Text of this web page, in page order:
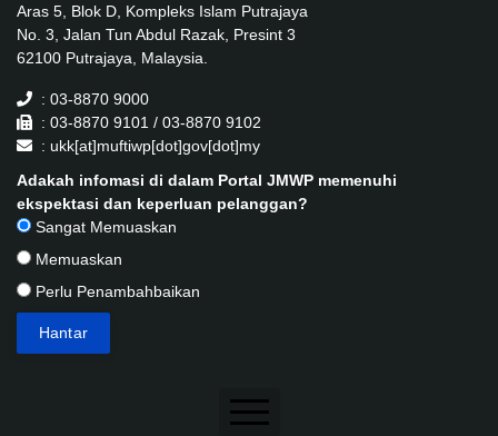
Aras 5, Blok D, Kompleks Islam Putrajaya
No. 3, Jalan Tun Abdul Razak, Presint 3
62100 Putrajaya, Malaysia.
: 03-8870 9000
: 03-8870 9101 / 03-8870 9102
: ukk[at]muftiwp[dot]gov[dot]my
Adakah infomasi di dalam Portal JMWP memenuhi
ekspektasi dan keperluan pelanggan?
Sangat Memuaskan
Memuaskan
Perlu Penambahbaikan